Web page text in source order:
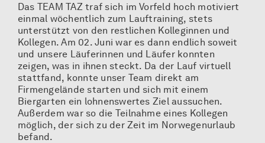
Das TEAM TAZ traf sich im Vorfeld hoch motiviert
einmal wöchentlich zum Lauftraining, stets
unterstützt von den restlichen Kolleginnen und
Kollegen. Am 02. Juni war es dann endlich soweit
und unsere Läuferinnen und Läufer konnten
zeigen, was in ihnen steckt. Da der Lauf virtuell
stattfand, konnte unser Team direkt am
Firmengelände starten und sich mit einem
Biergarten ein lohnenswertes Ziel aussuchen.
Außerdem war so die Teilnahme eines Kollegen
möglich, der sich zu der Zeit im Norwegenurlaub
befand.